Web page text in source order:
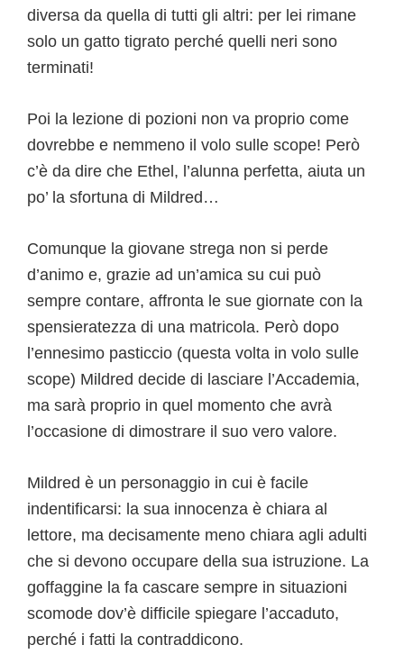
diversa da quella di tutti gli altri: per lei rimane
solo un gatto tigrato perché quelli neri sono
terminati!
Poi la lezione di pozioni non va proprio come
dovrebbe e nemmeno il volo sulle scope! Però
c’è da dire che Ethel, l’alunna perfetta, aiuta un
po’ la sfortuna di Mildred…
Comunque la giovane strega non si perde
d’animo e, grazie ad un’amica su cui può
sempre contare, affronta le sue giornate con la
spensieratezza di una matricola. Però dopo
l’ennesimo pasticcio (questa volta in volo sulle
scope) Mildred decide di lasciare l’Accademia,
ma sarà proprio in quel momento che avrà
l’occasione di dimostrare il suo vero valore.
Mildred è un personaggio in cui è facile
indentificarsi: la sua innocenza è chiara al
lettore, ma decisamente meno chiara agli adulti
che si devono occupare della sua istruzione. La
goffaggine la fa cascare sempre in situazioni
scomode dov’è difficile spiegare l’accaduto,
perché i fatti la contraddicono.